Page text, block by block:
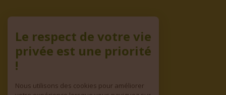
Le respect de votre vie
privée est une priorité
!
Nous utilisons des cookies pour améliorer